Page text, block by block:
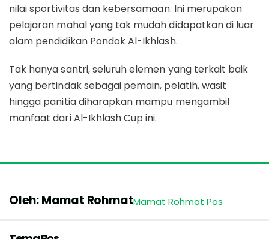
nilai sportivitas dan kebersamaan. Ini merupakan
pelajaran mahal yang tak mudah didapatkan di luar
alam pendidikan Pondok Al-Ikhlash.
Tak hanya santri, seluruh elemen yang terkait baik
yang bertindak sebagai pemain, pelatih, wasit
hingga panitia diharapkan mampu mengambil
manfaat dari Al-Ikhlash Cup ini.
Oleh: Mamat RohmatMamat Rohmat Pos